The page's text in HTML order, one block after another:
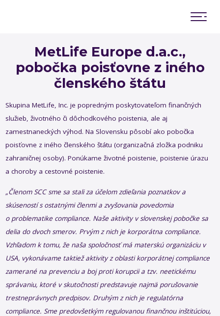
Práca s mladými a s akademickou obcou
Rule of Law (Vláda zákona)
Prezentácia SCC
Inovácie a budúcnosť compliance
MetLife Europe d.a.c.,
pobočka poisťovne z iného
členského štátu
Skupina MetLife, Inc. je popredným poskytovateľom finančných
služieb, životného či dôchodkového poistenia, ale aj
zamestnaneckých výhod. Na Slovensku pôsobí ako pobočka
poisťovne z iného členského štátu (organizačná zložka podniku
zahraničnej osoby). Ponúkame životné poistenie, poistenie úrazu
a choroby a cestovné poistenie.
„Členom SCC sme sa stali za účelom zdieľania poznatkov a
skúseností s ostatnými členmi a zvyšovania povedomia
o problematike compliance. Naše aktivity v slovenskej pobočke sa
delia do dvoch smerov. Prvým z nich je korporátna compliance.
Vzhľadom k tomu, že naša spoločnosť má materskú organizáciu v
USA, vykonávame taktiež aktivity z oblasti korporátnej compliance
zamerané na prevenciu a boj proti korupcii a tzv. neetickému
správaniu, ktoré v skutočnosti predstavuje najmä porušovanie
trestneprávnych predpisov. Druhým z nich je regulatórna
compliance. Sme predovšetkým regulovanou finančnou inštitúciou,